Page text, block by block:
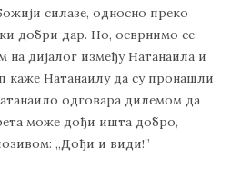
силазе, односно преко
добри дар. Но, осврнимо се
на дијалог између Натанаила и
каже Натанаилу да су пронашли
одговара дилемом да
може дођи ишта добро,
„Дођи и види!”